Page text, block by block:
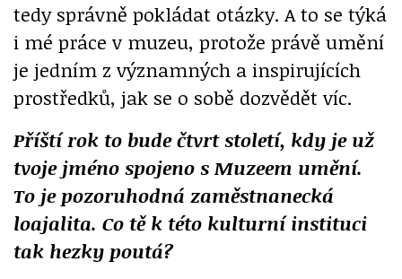
tedy správně pokládat otázky. A to se týká
i mé práce v muzeu, protože právě umění
je jedním z významných a inspirujících
prostředků, jak se o sobě dozvědět víc.
Příští rok to bude čtvrt století, kdy je už
tvoje jméno spojeno s Muzeem umění.
To je pozoruhodná zaměstnanecká
loajalita. Co tě k této kulturní instituci
tak hezky poutá?